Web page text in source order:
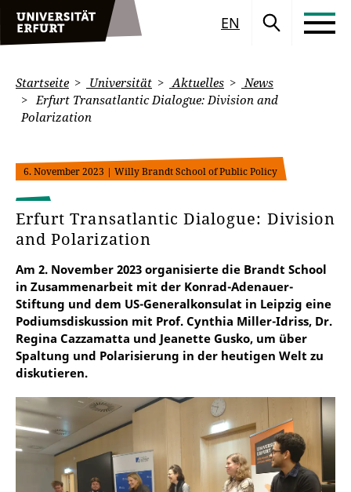
EN
Startseite Universität Aktuelles
News
Erfurt Transatlantic Dialogue: Division and
Polarization
6. November 2023 | Willy Brandt School of Public Policy
Erfurt Transatlantic Dialogue: Division
and Polarization
Am 2. November 2023 organisierte die Brandt School
in Zusammenarbeit mit der Konrad-Adenauer-
Stiftung und dem US-Generalkonsulat in Leipzig eine
Podiumsdiskussion mit Prof. Cynthia Miller-Idriss, Dr.
Regina Cazzamatta und Jeanette Gusko, um über
Spaltung und Polarisierung in der heutigen Welt zu
diskutieren.